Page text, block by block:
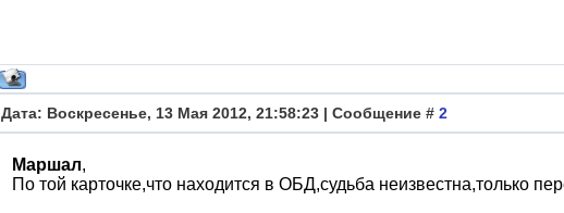
Дата: Воскресенье, 13 Мая 2012, 21:58:23 | Сообщение # 2
Маршал,
По той карточке,что находится в ОБД,судьба неизвестна,только